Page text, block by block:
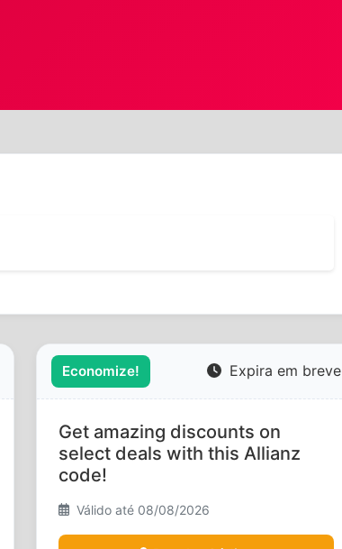
Economize! Expira em breve
Get amazing discounts on
select deals with this Allianz
code!
Válido até 08/08/2026